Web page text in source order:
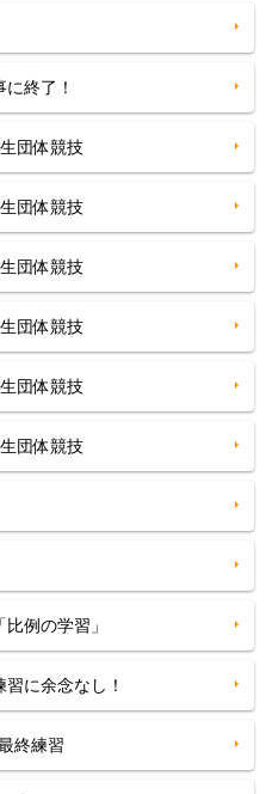
終了！
団体競技
団体競技
団体競技
団体競技
団体競技
団体競技
例の学習」
に余念なし！
終練習